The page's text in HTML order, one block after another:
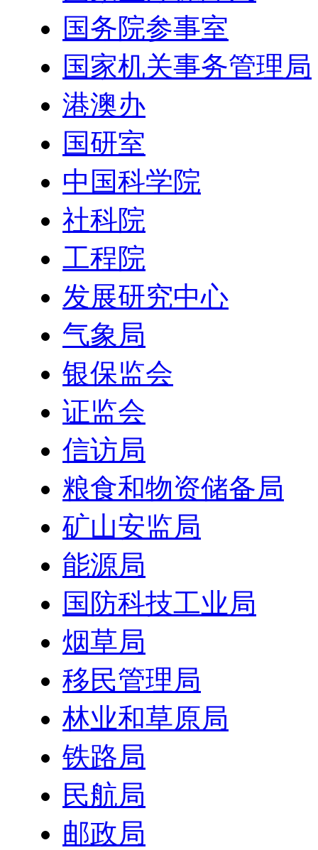
国务院参事室
国家机关事务管理局
港澳办
国研室
中国科学院
社科院
工程院
发展研究中心
气象局
银保监会
证监会
信访局
粮食和物资储备局
矿山安监局
能源局
国防科技工业局
烟草局
移民管理局
林业和草原局
铁路局
民航局
邮政局